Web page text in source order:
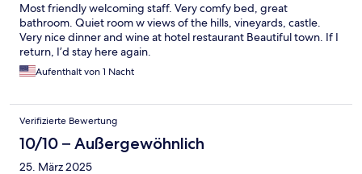
Most friendly welcoming staff. Very comfy bed, great
bathroom. Quiet room w views of the hills, vineyards, castle.
Very nice dinner and wine at hotel restaurant Beautiful town. If I
return, I’d stay here again.
Aufenthalt von 1 Nacht
Verifizierte Bewertung
10/10 – Außergewöhnlich
25. März 2025